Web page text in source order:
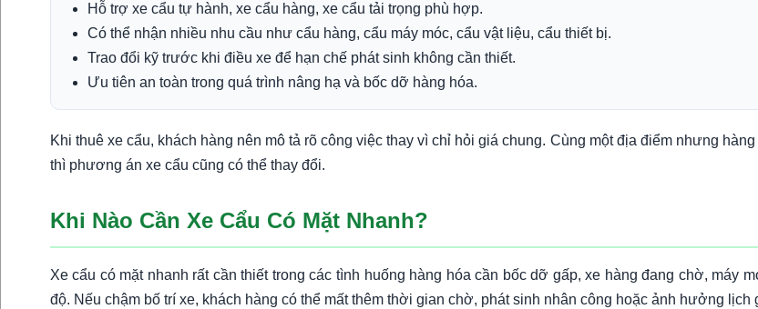
Hỗ trợ xe cẩu tự hành, xe cẩu hàng, xe cẩu tải trọng phù hợp.
Có thể nhận nhiều nhu cầu như cẩu hàng, cẩu máy móc, cẩu vật liệu, cẩu thiết bị.
Trao đổi kỹ trước khi điều xe để hạn chế phát sinh không cần thiết.
Ưu tiên an toàn trong quá trình nâng hạ và bốc dỡ hàng hóa.
Khi thuê xe cẩu, khách hàng nên mô tả rõ công việc thay vì chỉ hỏi giá chung. Cùng một địa điểm nhưng
thì phương án xe cẩu cũng có thể thay đổi.
Khi Nào Cần Xe Cẩu Có Mặt Nhanh?
Xe cẩu có mặt nhanh rất cần thiết trong các tình huống hàng hóa cần bốc dỡ gấp, xe hàng đang chờ, máy
độ. Nếu chậm bố trí xe, khách hàng có thể mất thêm thời gian chờ, phát sinh nhân công hoặc ảnh hưởng lịch